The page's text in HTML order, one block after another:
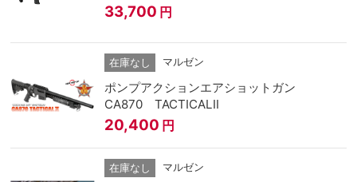
33,700 円
在庫なし マルゼン
ポンプアクションエアショットガン
CA870 TACTICALⅡ
20,400 円
在庫なし マルゼン